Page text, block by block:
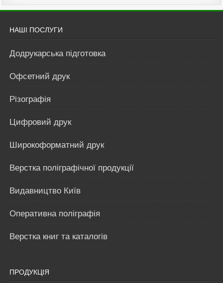
НАШІ ПОСЛУГИ
Додрукарська підготовка
Офсетний друк
Різографія
Цифровий друк
Широкоформатний друк
Верстка поліграфічної продукції
Видавництво Київ
Оперативна поліграфія
Верстка книг та каталогів
ПРОДУКЦІЯ